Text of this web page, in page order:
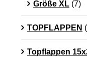
Größe XL (7)
TOPFLAPPEN
Topflappen